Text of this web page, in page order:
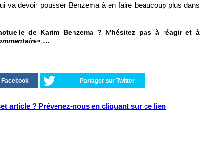
va devoir pousser Benzema à en faire beaucoup plus dans
de Karim Benzema ? N'hésitez pas à réagir et à
» …
Facebook Partager sur Twitter
article ? Prévenez-nous en cliquant sur ce lien